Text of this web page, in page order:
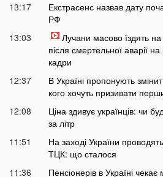
13:17
Екстрасенс назвав дату
РФ
13:03
Лучани масово їздять на
після смертельної аварії
кадри
12:37
В Україні пропонують
кого хочуть призивати
12:08
Ціна здивує українців: чи
за літр
11:51
На заході України
ТЦК: що сталося
11:36
Пенсіонерів в Україні